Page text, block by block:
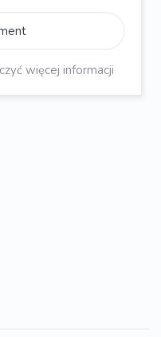
więcej informacji